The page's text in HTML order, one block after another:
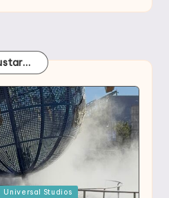
Universal Studios